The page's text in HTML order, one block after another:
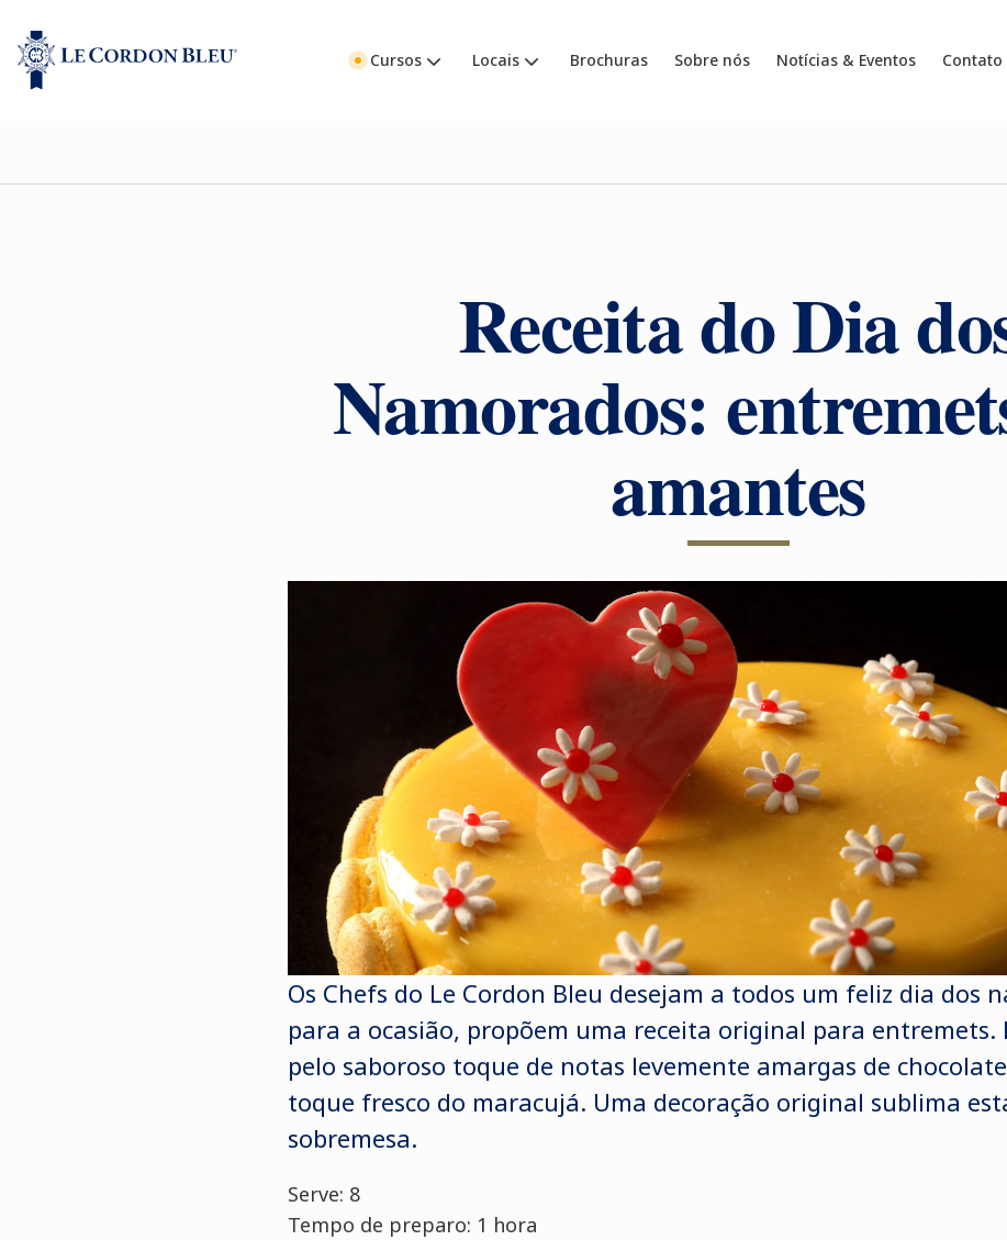
Cursos Locais Brochuras Sobre nós Notícias & Eventos Contato
Receita do Dia
Namorados:
amantes
Os Chefs do Le Cordon Bleu desejam a todos um feliz dia dos
para a ocasião, propõem uma receita original para entremets.
pelo saboroso toque de notas levemente amargas de
toque fresco do maracujá. Uma decoração original sublima
sobremesa.
Serve: 8
Tempo de preparo: 1 hora